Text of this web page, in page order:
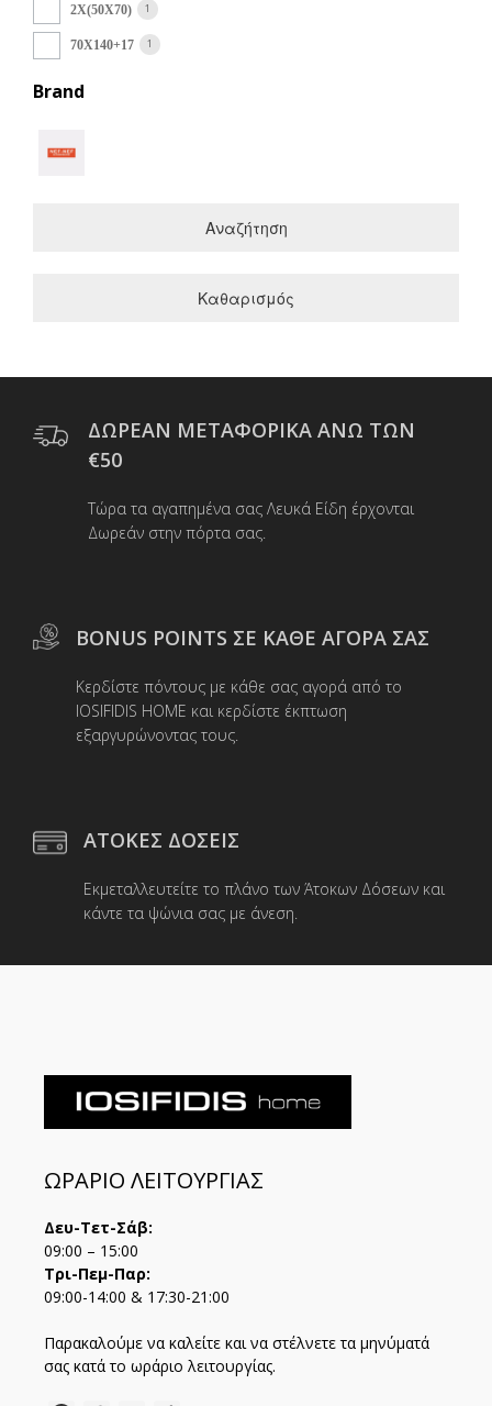
2Χ(50Χ70) 1
70Χ140+17 1
Brand
Αναζήτηση
Καθαρισμός
ΔΩΡΕΑΝ ΜΕΤΑΦΟΡΙΚΑ ΑΝΩ ΤΩΝ
€50
Τώρα τα αγαπημένα σας Λευκά Είδη έρχονται
Δωρεάν στην πόρτα σας.
BONUS POINTS ΣΕ ΚΑΘΕ ΑΓΟΡΑ ΣΑΣ
Κερδίστε πόντους με κάθε σας αγορά από το
IOSIFIDIS HOME και κερδίστε έκπτωση
εξαργυρώνοντας τους.
ΑΤΟΚΕΣ ΔΟΣΕΙΣ
Εκμεταλλευτείτε το πλάνο των Άτοκων Δόσεων και
κάντε τα ψώνια σας με άνεση.
ΩΡΑΡΙΟ ΛΕΙΤΟΥΡΓΙΑΣ
Δευ-Τετ-Σάβ:
09:00 – 15:00
Τρι-Πεμ-Παρ:
09:00-14:00 & 17:30-21:00
Παρακαλούμε να καλείτε και να στέλνετε τα μηνύματά
σας κατά το ωράριο λειτουργίας.